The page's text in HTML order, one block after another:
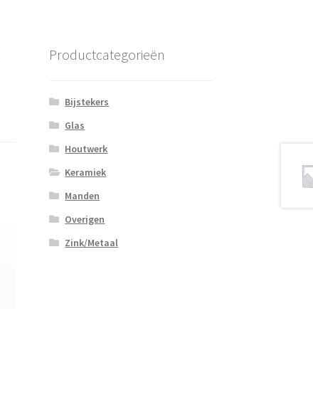
Productcategorieën
Bijstekers
Glas
Houtwerk
Keramiek
Manden
Overigen
Zink/Metaal